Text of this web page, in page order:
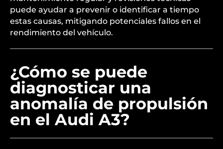
puede ayudar a prevenir o identificar a tiempo
estas causas, mitigando potenciales fallos en el
rendimiento del vehículo.
¿Cómo se puede
diagnosticar una
anomalía de propulsión
en el Audi A3?